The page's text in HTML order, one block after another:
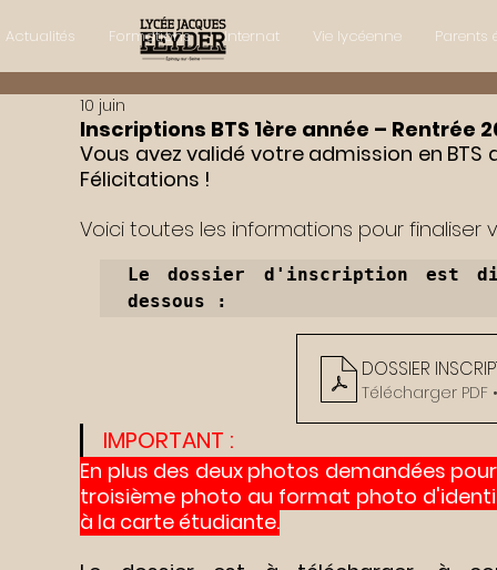
Actualités Formations Internat Vie lycéenne Parents
Inscriptions BTS 1ère année – Rentrée
10 juin
Vous avez validé votre admission en BTS
Félicitations !
Voici toutes les informations pour finaliser
Le dossier d'inscription est
dessous :
DOSSIER
Télécharger PDF
IMPORTANT :
En plus des deux photos demandées
troisième photo au format photo
à la carte étudiante.